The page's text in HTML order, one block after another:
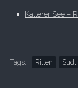
Kalterer See –
Tags: Ritten